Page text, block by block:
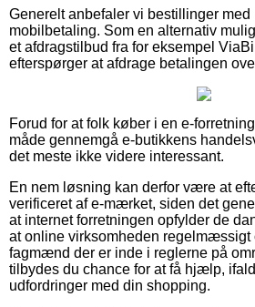
Generelt anbefaler vi bestillinger med
mobilbetaling. Som en alternativ
et afdragstilbud fra for eksempel
efterspørger at afdrage betalingen
Forud for at folk køber i en e-
måde gennemgå e-butikkens
det meste ikke videre interessant.
En nem løsning kan derfor være at
verificeret af e-mærket, siden det
at internet forretningen opfylder de
at online virksomheden
fagmænd der er inde i reglerne på
tilbydes du chance for at få hjælp,
udfordringer med din shopping.